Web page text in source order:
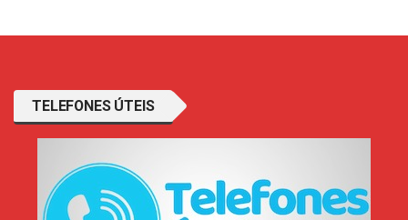
TELEFONES ÚTEIS